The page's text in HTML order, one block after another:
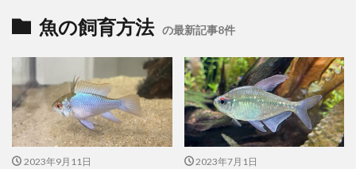
魚の飼育方法 の最新記事8件
2023年9月11日
2023年7月1日